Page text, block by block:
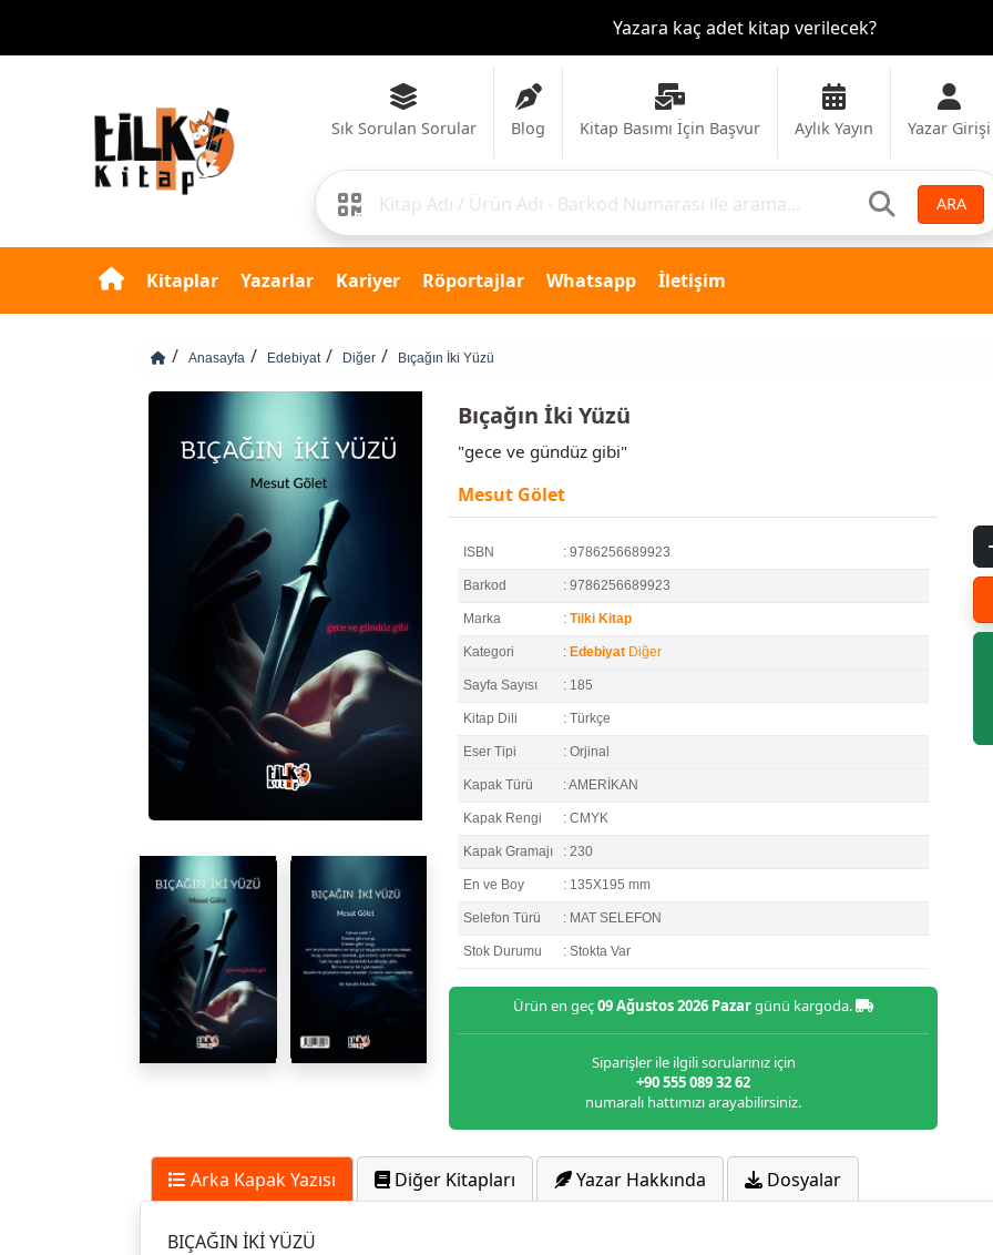
Kitap satışlarından ne kadar gelir elde ederim?
Sık Sorulan Sorular Blog Kitap Basımı İçin Başvur Aylık Yayın Yazar Girişi
ARA
Kitaplar Yazarlar Kariyer Röportajlar Whatsapp İletişim
Anasayfa Edebiyat Diğer Bıçağın İki Yüzü
Bıçağın İki Yüzü
"gece ve gündüz gibi"
Mesut Gölet
ISBN : 9786256689923
Barkod : 9786256689923
Marka : Tilki Kitap
Kategori : Edebiyat Diğer
Sayfa Sayısı : 185
Kitap Dili : Türkçe
Eser Tipi : Orjinal
Kapak Türü : AMERİKAN
Kapak Rengi : CMYK
Kapak Gramajı : 230
En ve Boy : 135X195 mm
Selefon Türü : MAT SELEFON
Stok Durumu : Stokta Var
Ürün en geç09 Ağustos 2026 Pazargünü kargoda.
Siparişler ile ilgili sorularınız için
+90 555 089 32 62
numaralı hattımızı arayabilirsiniz.
Arka Kapak Yazısı Diğer Kitapları Yazar Hakkında Dosyalar
BIÇAĞIN İKİ YÜZÜ